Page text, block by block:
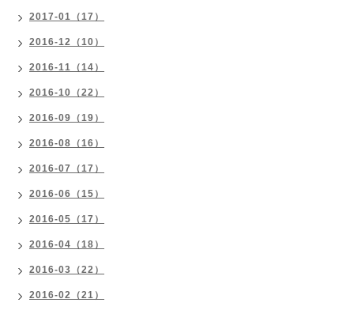
2017-01（17）
2016-12（10）
2016-11（14）
2016-10（22）
2016-09（19）
2016-08（16）
2016-07（17）
2016-06（15）
2016-05（17）
2016-04（18）
2016-03（22）
2016-02（21）